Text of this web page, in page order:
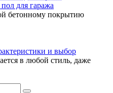
для гаража
бетонному покрытию
и выбор
в любой стиль, даже